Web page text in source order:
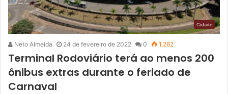
Cidade
Neto Almeida 24 de fevereiro de 2022 0 1.262
Terminal Rodoviário terá ao menos 200
ônibus extras durante o feriado de
Carnaval